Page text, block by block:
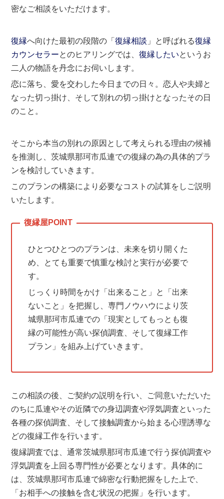
密なご相談をいただけます。
復縁へ向けた最初の段階の「復縁相談 」と呼ばれる復縁
カウンセラーとのヒアリングでは、復縁したいというお
二人の物語を丹念にお伺いします。
恋に落ち、愛を交わした今日までの日々。恋人や夫婦と
なった切っ掛け、そして別れの切っ掛けとなったその日
のこと。
そこから本当の別れの原因として考えられる理由の候補
を推測し、茨城県那珂市瓜連での復縁の為の具体的プラ
ンを検討していきます。
このプランの構築により必要なコストの試算をしご説明
いたします。
ひとつひとつのプランは、未来を切り開くた
め、とても重要で慎重な検討と実行が必要で
す。
じっくり時間をかけ「出来ること」と「出来
ないこと」を把握し、専門ノウハウにより茨
城県那珂市瓜連での「現実としてもっとも復
縁の可能性が高い探偵調査、そして復縁工作
プラン」を組み上げていきます。
この相談の後、ご契約の説明を行い、ご同意いただいた
のちに瓜連やその近隣での身辺調査や浮気調査といった
各種の探偵調査、そして接触調査から始まる心理誘導な
どの復縁工作を行います。
復縁調査では、通常茨城県那珂市瓜連で行う探偵調査や
浮気調査を上回る専門性が必要となります。具体的に
は、茨城県那珂市瓜連で綿密な行動把握をした上で、
「お相手への接触を含む状況の把握」を行います。